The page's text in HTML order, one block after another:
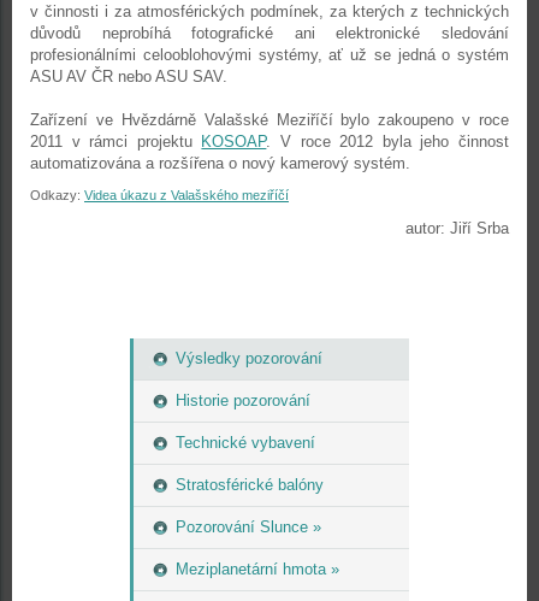
Výsledky pozorování
Historie pozorování
Technické vybavení
Stratosférické balóny
Pozorování Slunce »
Meziplanetární hmota »
v činnosti i za atmosférických podmínek, za kterých z technických
důvodů neprobíhá fotografické ani elektronické sledování
profesionálními celooblohovými systémy, ať už se jedná o systém
ASU AV ČR nebo ASU SAV.
Zařízení ve Hvězdárně Valašské Meziříčí bylo zakoupeno v roce
2011 v rámci projektu KOSOAP. V roce 2012 byla jeho činnost
automatizována a rozšířena o nový kamerový systém.
Odkazy: Videa úkazu z Valašského meziříčí
autor: Jiří Srba